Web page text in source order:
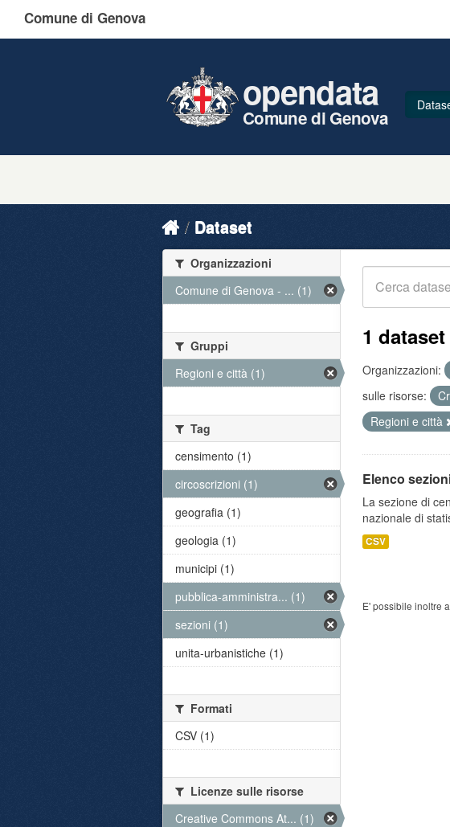
Comune di Genova
opendata
Comune di Genova
Dataset
1
Organizzazioni:
sulle risorse:
Regioni e città
Elenco
La sezione di
nazionale di
CSV
E' possibile inoltre
Organizzazioni
Comune di Genova - ... (1)
Gruppi
Regioni e città (1)
Tag
censimento (1)
circoscrizioni (1)
geografia (1)
geologia (1)
municipi (1)
pubblica-amministra... (1)
sezioni (1)
unita-urbanistiche (1)
Formati
CSV (1)
Licenze sulle risorse
Creative Commons At... (1)